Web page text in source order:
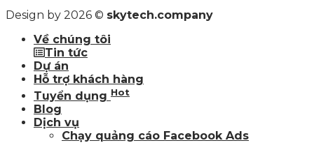
Design by 2026 © skytech.company
Về chúng tôi
Tin tức
Dự án
Hỗ trợ khách hàng
Tuyển dụng Hot
Blog
Dịch vụ
Chạy quảng cáo Facebook Ads